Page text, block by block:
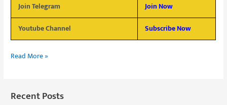
Join Telegram
Join Now
Youtube Channel
Subscribe Now
Read More »
Recent Posts